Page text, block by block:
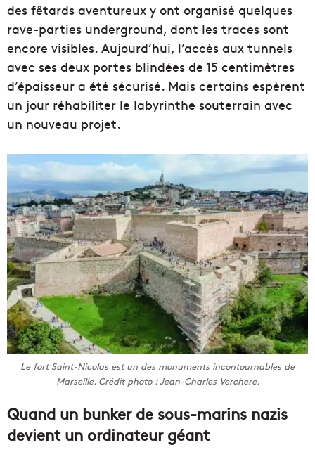
des fêtards aventureux y ont organisé quelques
rave-parties underground, dont les traces sont
encore visibles. Aujourd’hui, l’accès aux tunnels
avec ses deux portes blindées de 15 centimètres
d’épaisseur a été sécurisé. Mais certains espèrent
un jour réhabiliter le labyrinthe souterrain avec
un nouveau projet.
Le fort Saint-Nicolas est un des monuments incontournables de
Marseille. Crédit photo : Jean-Charles Verchere.
Quand un bunker de sous-marins nazis
devient un ordinateur géant